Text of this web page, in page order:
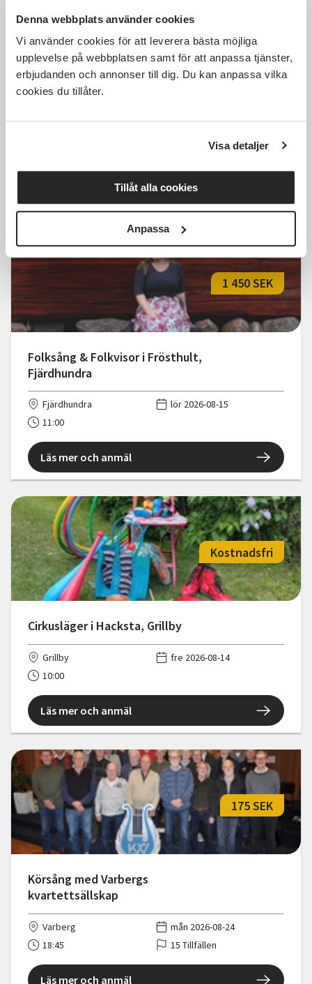
Denna webbplats använder cookies
Vi använder cookies för att leverera bästa möjliga
upplevelse på webbplatsen samt för att anpassa tjänster,
erbjudanden och annonser till dig. Du kan anpassa vilka
cookies du tillåter.
Visa detaljer
Tillåt alla cookies
Anpassa
KRAXkören -för dig med
8 Tillfällen
Läs mer och anmäl
Folksång & Folkvisor i Frösthult,
Fjärdhundra
1 450 SEK
Fjärdhundra
lör 2026-08-15
11:00
Läs mer och anmäl
Cirkusläger i Hacksta, Grillby
Kostnadsfri
Grillby
fre 2026-08-14
10:00
Läs mer och anmäl
Körsång med Varbergs
kvartettsällskap
175 SEK
Varberg
mån 2026-08-24
18:45
15 Tillfällen
Läs mer och anmäl